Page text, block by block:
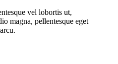
vel lobortis ut,
magna, pellentesque eget